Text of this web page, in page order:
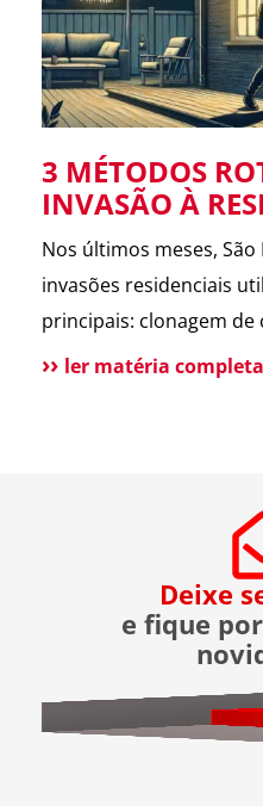
limpezas pesadas em
A escolha adequada
superfícies e garante
3 MÉTODOS
INVASÃO À
COMO EVITÁ-
Nos últimos meses,
invasões residenciais
principais: clonagem
portões,
portões fechados
segurança perimetral
ASTER, empresa
destaca a eficácia do
de assalto desde sua
ler matéria completa
Deixe
e fique